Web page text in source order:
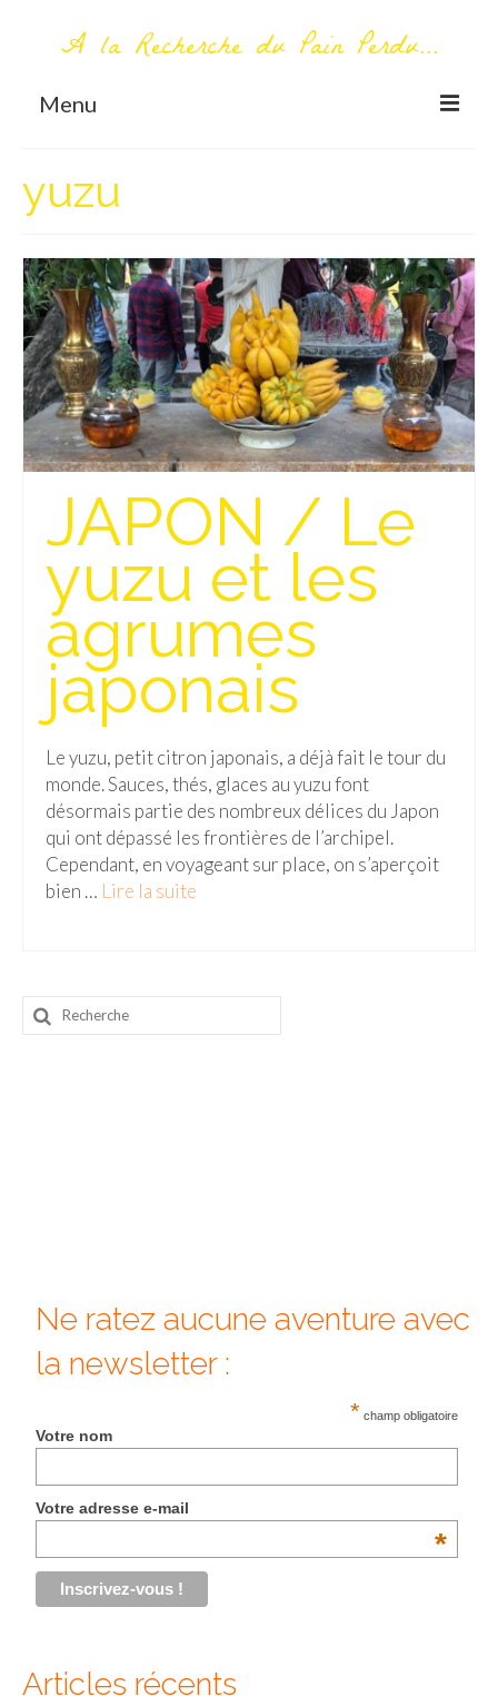
A la Recherche du Pain Perdu...
Menu
Première visite – A propos
Me contacter
AUTOUR DU MONDE
AFRIQUE
La Réunion
AMERIQUE DU SUD
Isla del Sol
Lac Titicaca
Salar d’Uyuni
Chili
Paraguay
Pérou
Lac Titicaca
Machu Picchu
Beijing
Kyoto
Tokyo
Cameron Highlands
Singapour
yuzu
JAPON / Le
yuzu et les
agrumes
japonais
Le yuzu, petit citron japonais, a déjà fait le tour du
monde. Sauces, thés, glaces au yuzu font
désormais partie des nombreux délices du Japon
qui ont dépassé les frontières de l’archipel.
Cependant, en voyageant sur place, on s’aperçoit
bien … Lire la suite­­
Rechercher
:
Ne ratez aucune aventure avec
la newsletter :
* champ obligatoire
Votre nom
Votre adresse e-mail
*
Articles récents